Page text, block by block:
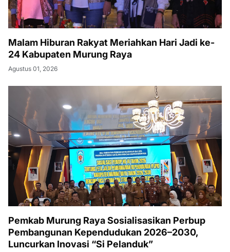
Malam Hiburan Rakyat Meriahkan Hari Jadi ke-
24 Kabupaten Murung Raya
Agustus 01, 2026
Pemkab Murung Raya Sosialisasikan Perbup
Pembangunan Kependudukan 2026–2030,
Luncurkan Inovasi “Si Pelanduk”